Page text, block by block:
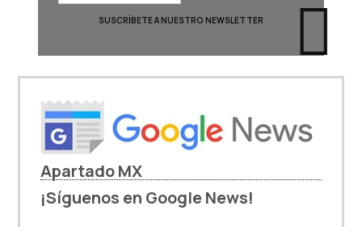
Apartado MX
¡Síguenos en Google News!